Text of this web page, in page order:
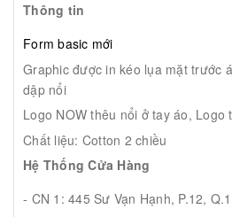
Thông tin
Form basic mới
Graphic được in kéo lụa mặt trước
dập nổi
Logo NOW thêu nổi ở tay áo, Logo
Chất liệu: Cotton 2 chiều
Hệ Thống Cửa Hàng
- CN 1: 445 Sư Vạn Hạnh, P.12,